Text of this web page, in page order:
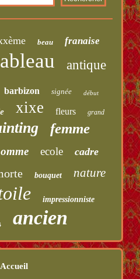
beau franaise
antique
barbizon signée début
xixe fleurs grand
femme
ecole cadre
bouquet nature
impressionniste
ancien
Accueil